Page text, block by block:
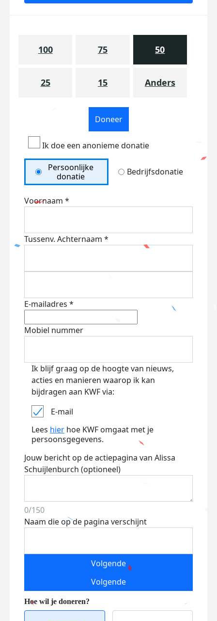
100 75 50
25 15 Anders
Doneer
Ik doe een anonieme donatie
Persoonlijke
donatie
Bedrijfsdonatie
Voornaam *
Tussenv. Achternaam *
E-mailadres *
Mobiel nummer
Ik blijf graag op de hoogte van nieuws,
acties en manieren waarop ik kan
bijdragen aan KWF via:
E-mail
Lees hier hoe KWF omgaat met je
persoonsgegevens.
Jouw bericht op de actiepagina van Alissa
Schuijlenburch (optioneel)
0/150
Naam die op de pagina verschijnt
Volgende
Volgende